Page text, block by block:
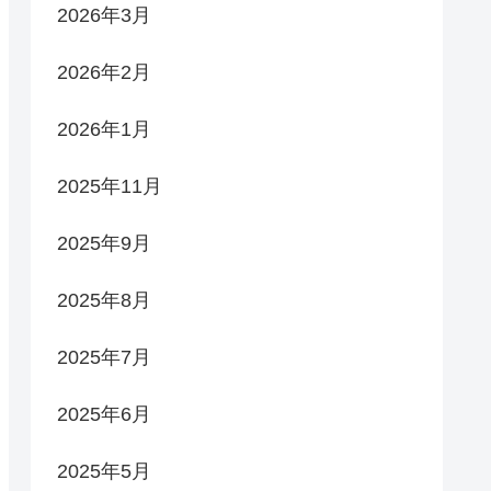
2026年3月
2026年2月
2026年1月
2025年11月
2025年9月
2025年8月
2025年7月
2025年6月
2025年5月